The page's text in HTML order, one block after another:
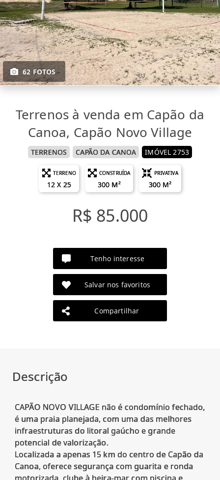
62 FOTOS
Terrenos à venda em Capão da
Canoa, Capão Novo Village
TERRENOS CAPÃO DA CANOA IMÓVEL 2753
TERRENO
12 X 25
CONSTRUÍDA
300 M²
PRIVATIVA
300 M²
R$ 85.000
Tenho interesse
Salvar nos favoritos
Compartilhar
Descrição
CAPÃO NOVO VILLAGE não é condomínio fechado,
é uma praia planejada, com uma das melhores
infraestruturas do litoral gaúcho e grande
potencial de valorização.
Localizada a apenas 15 km do centro de Capão da
Canoa, oferece segurança com guarita e ronda